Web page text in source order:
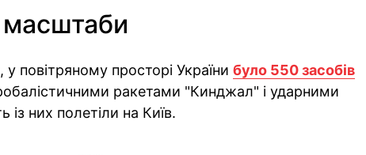
масштаби
повітряному просторі України було 550 засобів
ракетами "Кинджал" і ударними
із них полетіли на Київ.